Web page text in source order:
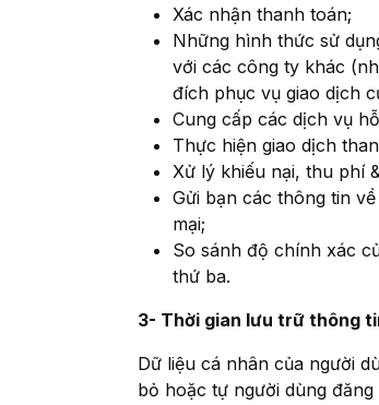
Xác nhận thanh toán;
Những hình thức sử
với các công ty khác
đích phục vụ giao dịch
Cung cấp các dịch vụ
Thực hiện giao dịch
Xử lý khiếu nại, thu phí
Gửi bạn các thông tin
mại;
So sánh độ chính xác
thứ ba.
3- Thời gian lưu trữ thông
Dữ liệu cá nhân của người
bỏ hoặc tự người dùng